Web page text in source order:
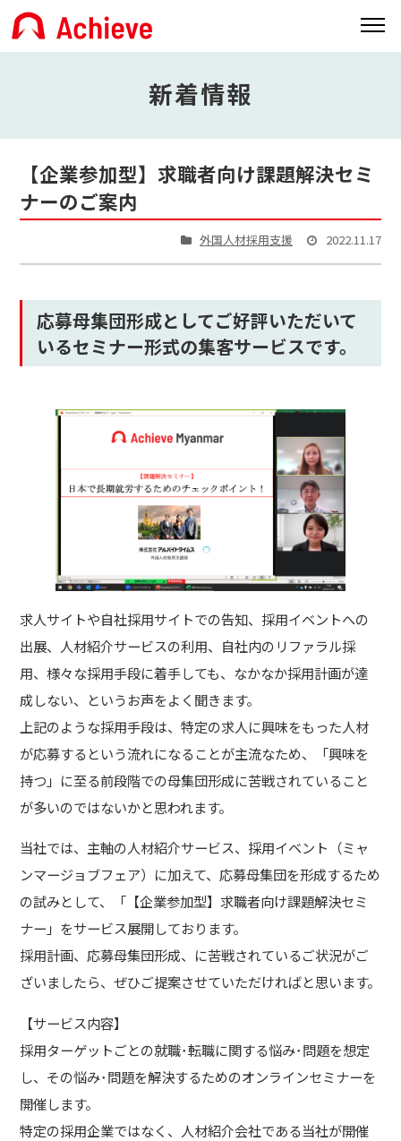
新着情報
【企業参加型】求職者向け課題解決セミ
ナーのご案内
外国人材採用支援 2022.11.17
応募母集団形成としてご好評いただいて
いるセミナー形式の集客サービスです。
求人サイトや自社採用サイトでの告知、採用イベントへの
出展、人材紹介サービスの利用、自社内のリファラル採
用、様々な採用手段に着手しても、なかなか採用計画が達
成しない、というお声をよく聞きます。
上記のような採用手段は、特定の求人に興味をもった人材
が応募するという流れになることが主流なため、「興味を
持つ」に至る前段階での母集団形成に苦戦されていること
が多いのではないかと思われます。
当社では、主軸の人材紹介サービス、採用イベント（ミャ
ンマージョブフェア）に加えて、応募母集団を形成するため
の試みとして、「【企業参加型】求職者向け課題解決セミ
ナー」をサービス展開しております。
採用計画、応募母集団形成、に苦戦されているご状況がご
ざいましたら、ぜひご提案させていただければと思います。
【サービス内容】
採用ターゲットごとの就職･転職に関する悩み･問題を想定
し、その悩み･問題を解決するためのオンラインセミナーを
開催します。
特定の採用企業ではなく、人材紹介会社である当社が開催